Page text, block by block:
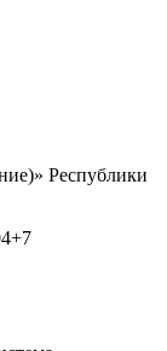
Республики